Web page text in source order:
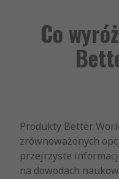
Co
Produkty Better
zrównoważonych
przejrzyste
na dowodach